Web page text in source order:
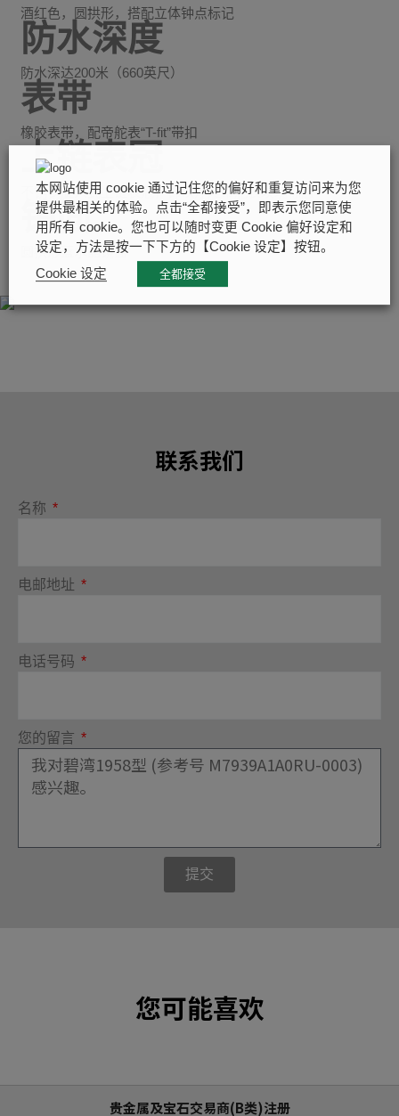
酒红色，圆拱形，搭配立体钟点标记
防水深度
防水深达200米（660英尺）
表带
橡胶表带，配帝舵表“T-fit”带扣
上链表冠
不锈钢旋入式上链表冠，饰以浮雕帝舵表玫瑰标志
镜面
圆拱形蓝水晶镜面
联系我们
名称
电邮地址
电话号码
您的留言
提交
您可能喜欢
贵金属及宝石交易商(B类)注册
本网站使用 cookie 通过记住您的偏好和重复访问来为您
提供最相关的体验。点击“全都接受”，即表示您同意使
用所有 cookie。您也可以随时变更 Cookie 偏好设定和
设定，方法是按一下下方的【Cookie 设定】按钮。
Cookie 设定
全都接受